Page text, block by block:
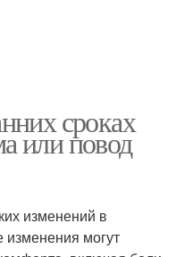
сроках
или повод
изменений в
могут